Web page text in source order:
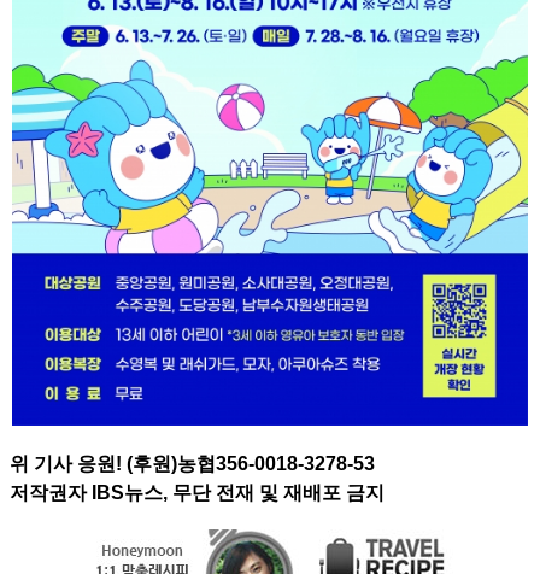
위 기사 응원! (후원)농협356-0018-3278-53
저작권자 IBS뉴스, 무단 전재 및 재배포 금지